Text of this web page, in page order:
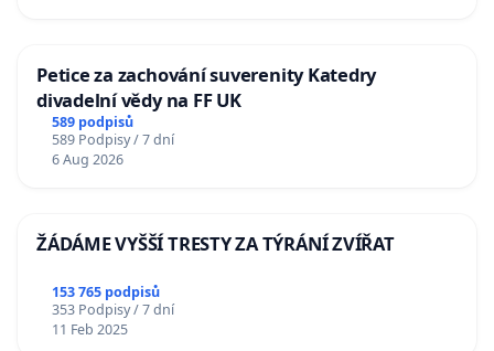
Petice za zachování suverenity Katedry
divadelní vědy na FF UK
589 podpisů
589 Podpisy / 7 dní
6 Aug 2026
ŽÁDÁME VYŠŠÍ TRESTY ZA TÝRÁNÍ ZVÍŘAT
153 765 podpisů
353 Podpisy / 7 dní
11 Feb 2025